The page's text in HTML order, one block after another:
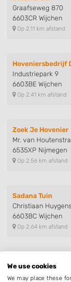
Graafseweg 870
6603CR Wijchen
Op 2,11 km afstand
Hoveniersbedrijf
Industriepark 9
6603BE Wijchen
Op 2,41 km afstand
Zoek Je Hovenier
Mr. van
6535XP Nijmegen
Op 2,56 km afstand
Sadana Tuin
Christiaan
6603BC Wijchen
Op 2,64 km afstand
Tuinservice Van
We use cookies
We may place these